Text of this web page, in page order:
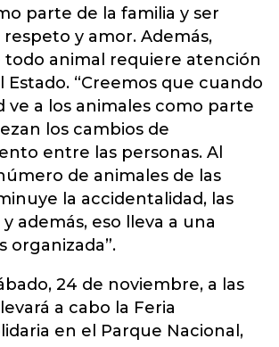
parte de la familia y ser
y amor. Además,
todo animal requiere atención
“Creemos que cuando
ve a los animales como parte
los cambios de
entre las personas. Al
de animales de las
la accidentalidad, las
además, eso lleva a una
organizada”.
24 de noviembre, a las
a cabo la Feria
en el Parque Nacional,